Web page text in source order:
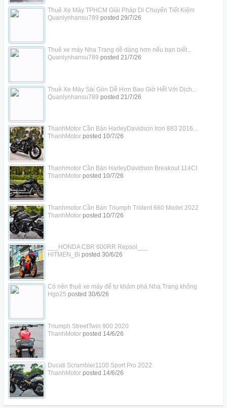
Thuê Xe Máy TPHCM Giải Pháp Di Chuyển Tiết Kiệm
Quanlynhansu789 posted 29/7/26
Thuê xe máy Nha Trang dễ dàng hơn nếu bạn biết...
Quanlynhansu789 posted 21/7/26
Thuê Xe Máy Sài Gòn Dễ Hơn Bao Giờ Hết Với Dịch...
Quanlynhansu789 posted 21/7/26
ThanhMotor Cần Bán HarleyDavidson Iron 883 2016...
ThanhMotorposted 10/7/26
Thanhmotor Cần Bán HarleyDavidson Breakout 114CI
ThanhMotorposted 10/7/26
Thanhmotor Cần Bán Triumph Trident 660 Model 2022
ThanhMotorposted 10/7/26
___HONDA CBR 600RR Repsol___
HITMEN_Bi posted 30/6/26
Có nên thuê xe máy để tự khám phá Nha Trang không
Hgo25 posted 30/6/26
Triumph StreetTwin 900 2020
ThanhMotorposted 14/6/26
Ducati Scrambler1100 Sport Pro 2022
ThanhMotorposted 14/6/26